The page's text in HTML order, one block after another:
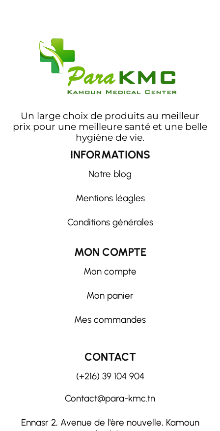
Un large choix de produits au meilleur
prix pour une meilleure santé et une belle
hygiène de vie.
INFORMATIONS
Notre blog
Mentions léagles
Conditions générales
MON COMPTE
Mon compte
Mon panier
Mes commandes
CONTACT
(+216) 39 104 904
Contact@para-kmc.tn
Ennasr 2, Avenue de l'ère nouvelle, Kamoun